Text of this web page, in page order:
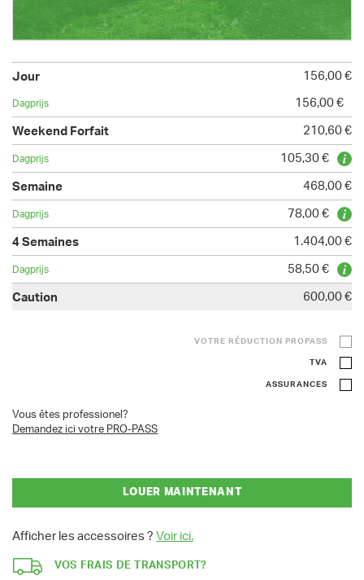
156,00 €
156,00 €
210,60 €
105,30 €
468,00 €
78,00 €
1.404,00 €
58,50 €
600,00 €
VOTRE RÉDUCTION PROPASS
TVA
ASSURANCES
Vous êtes professionel?
Demandez ici votre PRO-PASS
LOUER MAINTENANT
Afficher les accessoires ? Voir ici.
VOS FRAIS DE TRANSPORT?